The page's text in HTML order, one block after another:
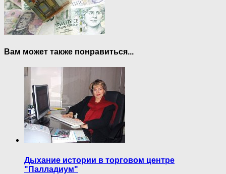
Вам может также понравиться...
Дыхание истории в торговом центре
"Палладиум"